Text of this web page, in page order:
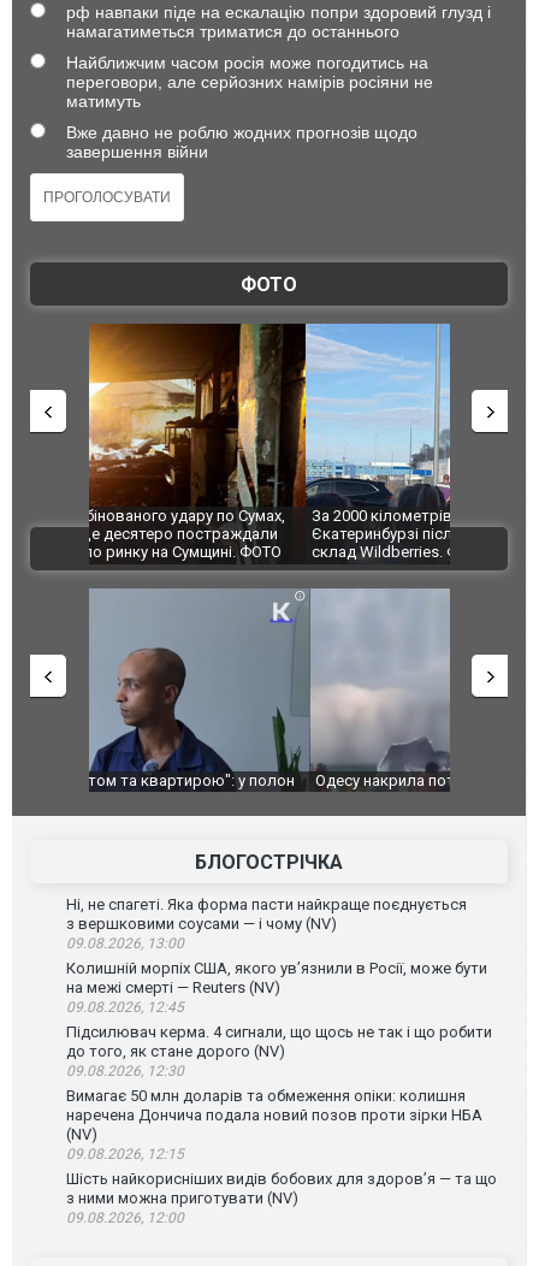
рф навпаки піде на ескалацію попри здоровий глузд і
намагатиметься триматися до останнього
Найближчим часом росія може погодитись на
переговори, але серйозних намірів росіяни не
матимуть
Вже давно не роблю жодних прогнозів щодо
завершення війни
ФОТО
За 2000 кілометрів від кордону з Україною: в
Єкатеринбурзі після атаки дронів загорівся
склад Wildberries. ФОТО. ВІДЕО
"Мої
ВІДЕО
Одесу накрила потужна злива з градом та
ураганним вітром
Вже
БЛОГОСТРІЧКА
Ні, не спагеті. Яка форма пасти найкраще поєднується
з вершковими соусами — і чому (NV)
09.08.2026, 13:00
Колишній морпіх США, якого ув’язнили в Росії, може бути
на межі смерті — Reuters (NV)
09.08.2026, 12:45
Підсилювач керма. 4 сигнали, що щось не так і що робити
до того, як стане дорого (NV)
09.08.2026, 12:30
Вимагає 50 млн доларів та обмеження опіки: колишня
наречена Дончича подала новий позов проти зірки НБА
(NV)
09.08.2026, 12:15
Шість найкорисніших видів бобових для здоров’я — та що
з ними можна приготувати (NV)
09.08.2026, 12:00